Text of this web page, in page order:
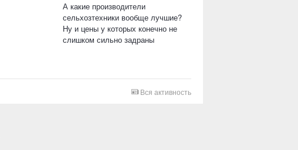
А какие производители
сельхозтехники вообще лучшие?
Ну и цены у которых конечно не
слишком сильно задраны
Вся активность